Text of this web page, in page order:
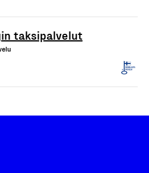
taksipalvelut